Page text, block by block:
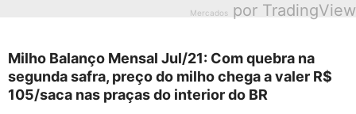
Mercados por TradingView
Milho Balanço Mensal Jul/21: Com quebra na
segunda safra, preço do milho chega a valer R$
105/saca nas praças do interior do BR